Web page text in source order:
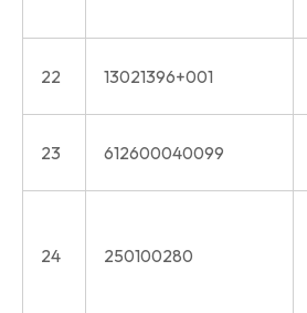
22 13021396+001
23 612600040099
24 250100280